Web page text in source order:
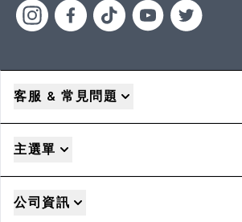
客服 & 常見問題
主選單
公司資訊